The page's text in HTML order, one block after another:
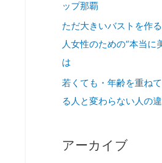
ップ那覇
ただ大きいバストを作
人女性のための“本当に
は
若くても・年齢を重ね
る人と変わらない人の
アーカイブ